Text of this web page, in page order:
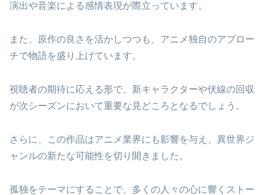
演出や音楽による感情表現が際立っています。
また、原作の良さを活かしつつも、アニメ独自のアプロー
チで物語を盛り上げています。
視聴者の期待に応える形で、新キャラクターや伏線の回収
が次シーズンにおいて重要な見どころとなるでしょう。
さらに、この作品はアニメ業界にも影響を与え、異世界ジ
ャンルの新たな可能性を切り開きました。
孤独をテーマにすることで、多くの人々の心に響くストー